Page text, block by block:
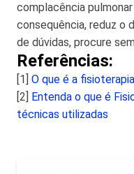
complacência
consequência, reduz o
de dúvidas, procure
Referências:
[1] O que é a
[2]
Entenda o que é
técnicas utilizadas